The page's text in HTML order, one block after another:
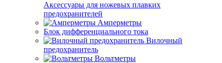
Аксессуары для ножевых плавких
предохранителей
Амперметры
Блок дифференциального тока
Вилочный
предохранитель
Вольтметры